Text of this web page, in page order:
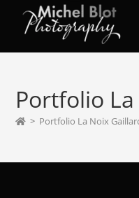
Portfolio
> Portfolio La Noix